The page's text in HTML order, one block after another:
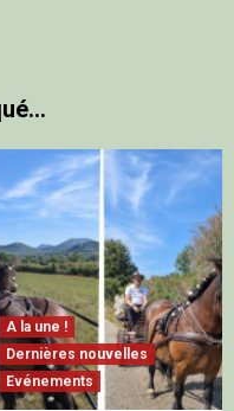
A la une !
Dernières nouvelles
Evénements